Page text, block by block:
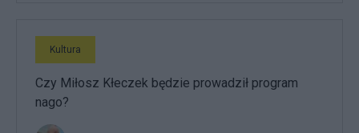
Kultura
Czy Miłosz Kłeczek będzie prowadził program
nago?